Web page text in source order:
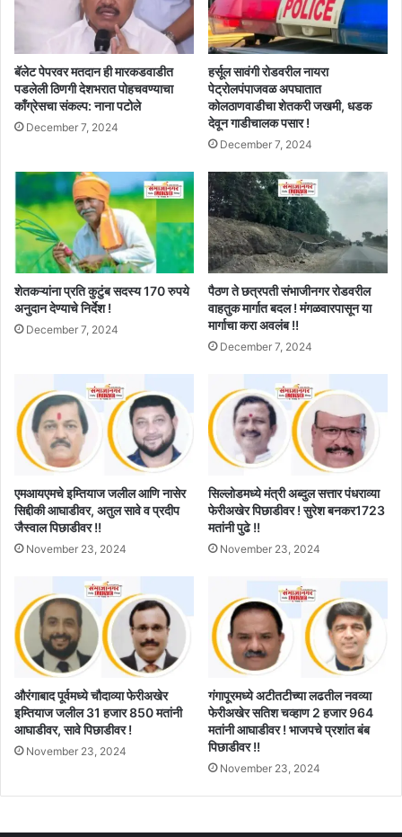
बॅलेट पेपरवर मतदान ही मारकडवाडीत
पडलेली ठिणगी देशभरात पोहचवण्याचा
काँग्रेसचा संकल्प: नाना पटोले
December 7, 2024
हर्सूल सावंगी रोडवरील नायरा
पेट्रोलपंपाजवळ अपघातात
कोलठाणवाडीचा शेतकरी जखमी, धडक
देवून गाडीचालक पसार !
December 7, 2024
शेतकऱ्यांना प्रति कुटुंब सदस्य 170 रुपये
अनुदान देण्याचे निर्देश !
December 7, 2024
पैठण ते छत्रपती संभाजीनगर रोडवरील
वाहतुक मार्गात बदल ! मंगळवारपासून या
मार्गाचा करा अवलंब !!
December 7, 2024
एमआयएमचे इम्तियाज जलील आणि नासेर
सिद्दीकी आघाडीवर, अतुल सावे व प्रदीप
जैस्वाल पिछाडीवर !!
November 23, 2024
सिल्लोडमध्ये मंत्री अब्दुल सत्तार पंधराव्या
फेरीअखेर पिछाडीवर ! सुरेश बनकर1723
मतांनी पुढे !!
November 23, 2024
औरंगाबाद पूर्वमध्ये चौदाव्या फेरीअखेर
इम्तियाज जलील 31 हजार 850 मतांनी
आघाडीवर, सावे पिछाडीवर !
November 23, 2024
गंगापूरमध्ये अटीतटीच्या लढतील नवव्या
फेरीअखेर सतिश चव्हाण 2 हजार 964
मतांनी आघाडीवर ! भाजपचे प्रशांत बंब
पिछाडीवर !!
November 23, 2024